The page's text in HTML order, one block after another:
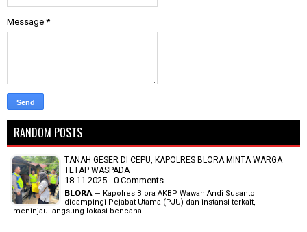
Message *
RANDOM POSTS
TANAH GESER DI CEPU, KAPOLRES BLORA MINTA WARGA
TETAP WASPADA
18.11.2025 - 0 Comments
𝗕𝗟𝗢𝗥𝗔 — Kapolres Blora AKBP Wawan Andi Susanto
didampingi Pejabat Utama (PJU) dan instansi terkait,
meninjau langsung lokasi bencana…